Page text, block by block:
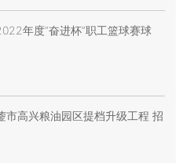
年度“奋进杯”职工篮球赛球
市高兴粮油园区提档升级工程 招